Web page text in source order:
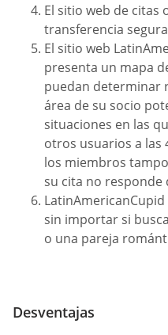
El sitio web de citas
transferencia
El sitio web
presenta un mapa
puedan determinar
área de su socio
situaciones en las
otros usuarios a las
los miembros
su cita no responde
sin importar si
o una pareja
Desventajas